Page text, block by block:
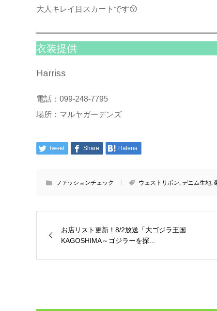
大人キレイ目スカートです😚
衣装提供
Harriss
電話：099-248-7795
場所：マルヤガーデンズ
Tweet Share Hatena
ファッションチェック ウェストリボン, デニム生地,
お店リスト更新！8/2放送「大ゴジラ王国
KAGOSHIMA～ゴジラーを探...